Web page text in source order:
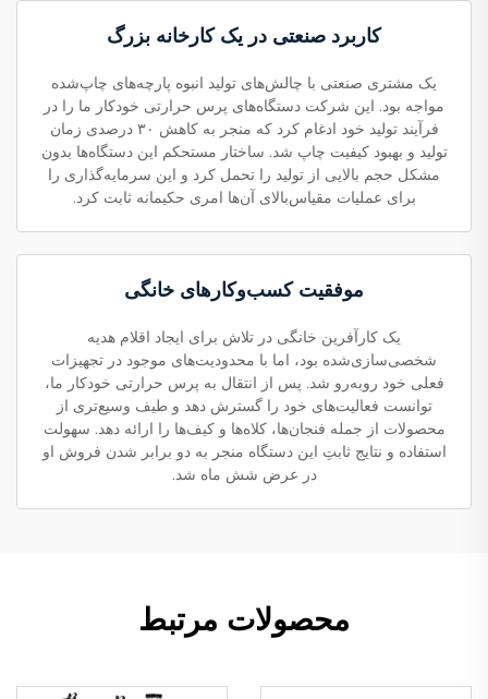
کاربرد صنعتی در یک کارخانه بزرگ
یک مشتری صنعتی با چالش‌های تولید انبوه پارچه‌های چاپ‌شده
مواجه بود. این شرکت دستگاه‌های پرس حرارتی خودکار ما را در
فرآیند تولید خود ادغام کرد که منجر به کاهش ۳۰ درصدی زمان
تولید و بهبود کیفیت چاپ شد. ساختار مستحکم این دستگاه‌ها بدون
مشکل حجم بالایی از تولید را تحمل کرد و این سرمایه‌گذاری را
برای عملیات مقیاس‌بالای آن‌ها امری حکیمانه ثابت کرد.
موفقیت کسب‌وکارهای خانگی
یک کارآفرین خانگی در تلاش برای ایجاد اقلام هدیه
شخصی‌سازی‌شده بود، اما با محدودیت‌های موجود در تجهیزات
فعلی خود روبه‌رو شد. پس از انتقال به پرس حرارتی خودکار ما،
توانست فعالیت‌های خود را گسترش دهد و طیف وسیع‌تری از
محصولات از جمله فنجان‌ها، کلاه‌ها و کیف‌ها را ارائه دهد. سهولت
استفاده و نتایج ثابتِ این دستگاه منجر به دو برابر شدن فروش او
در عرض شش ماه شد.
محصولات مرتبط